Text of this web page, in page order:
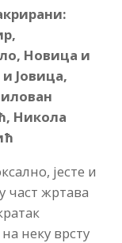
Новица и
Јовица,
Никола
јесте и
част жртава
неку врсту